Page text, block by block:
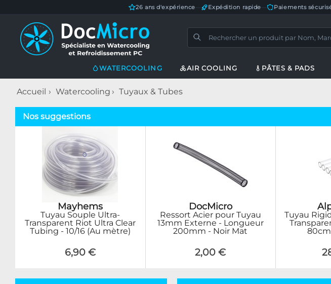
26 ans d'expérience Expédition rapide Paiements
WATERCOOLING AIR COOLING PÂTES & PADS
Accueil Watercooling Tuyaux & Tubes
Nos suggestions
Mayhems
Tuyau Souple Ultra-
Transparent Riot Ultra Clear
Tubing - 10/16 (Au mètre)
6,90 €
DocMicro
Ressort Acier pour Tuyau
13mm Externe - Longueur
200mm - Noir Mat
2,00 €
Tuyau